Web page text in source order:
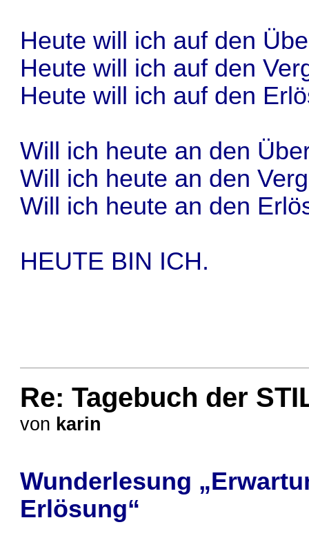
Heute will ich auf den
Heute will ich auf den
Heute will ich auf den
Will ich heute an den
Will ich heute an den
Will ich heute an den
HEUTE BIN ICH.
Re: Tagebuch der
von karin
Wunderlesung
Erlösung“